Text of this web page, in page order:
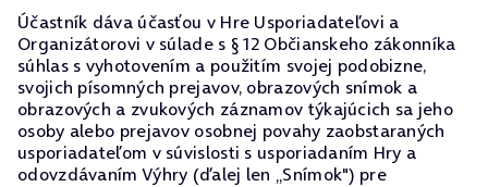
Účastník dáva účasťou v Hre Usporiadateľovi a
Organizátorovi v súlade s § 12 Občianskeho zákonníka
súhlas s vyhotovením a použitím svojej podobizne,
svojich písomných prejavov, obrazových snímok a
obrazových a zvukových záznamov týkajúcich sa jeho
osoby alebo prejavov osobnej povahy zaobstaraných
usporiadateľom v súvislosti s usporiadaním Hry a
odovzdávaním Výhry (ďalej len „Snímok") pre